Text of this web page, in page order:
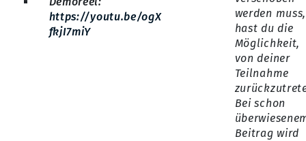
https://youtu.be/ogX
fkjI7miY
werden muss,
hast du die
Möglichkeit,
von deiner
Teilnahme
Bei schon
Beitrag wird